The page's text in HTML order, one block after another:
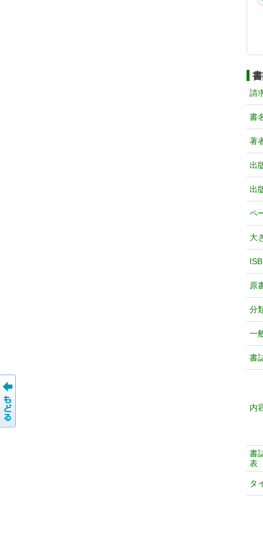
請
書
著
出
出
ペ
大
原
分
一
書
内
書
表
タ